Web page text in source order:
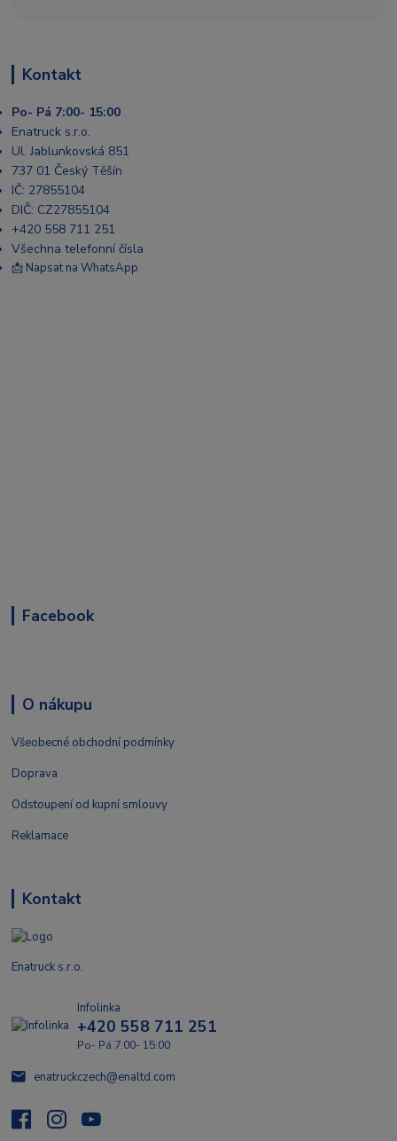
Kontakt
Po- Pá 7:00- 15:00
Enatruck s.r.o.
Ul. Jablunkovská 851
737 01 Český Těšín
IČ: 27855104
DIČ: CZ27855104
+420 558 711 251
Všechna telefonní čísla
📩 Napsat na WhatsApp
Facebook
O nákupu
Všeobecné obchodní podmínky
Doprava
Odstoupení od kupní smlouvy
Reklamace
Kontakt
Enatruck s.r.o.
Infolinka
+420 558 711 251
Po- Pá 7:00- 15:00
enatruckczech@enaltd.com